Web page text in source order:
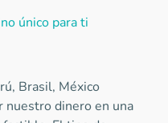
único para ti
Brasil, México
nuestro dinero en una